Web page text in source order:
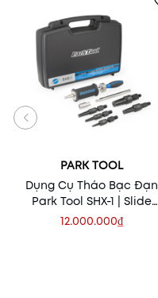
PARK TOOL
Dụng Cụ Tháo Bạc Đạn
Park Tool SHX-1 | Slide
Hammer Extractor
12.000.000₫